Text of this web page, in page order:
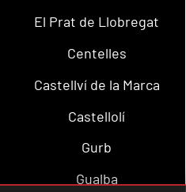
El Prat de Llobregat
Centelles
Castellví de la Marca
Castellolí
Gurb
Gualba